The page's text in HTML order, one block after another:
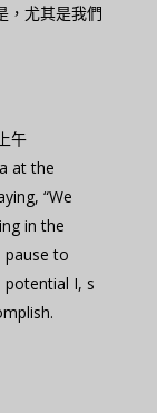
，尤其是我們
午
at the
“We
in the
pause to
I, s